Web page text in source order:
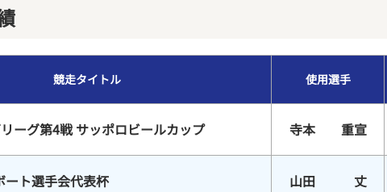
ング
特別観覧施設ROKU浜名湖
競走タイトル 使用選手
ーグ第4戦 サッポロビールカップ 寺本 重宣
ート選手会代表杯 山田 丈